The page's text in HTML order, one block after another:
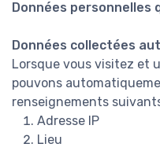
Données personnelles
Données collectées
Lorsque vous visitez et
pouvons
renseignements
Adresse IP
Lieu